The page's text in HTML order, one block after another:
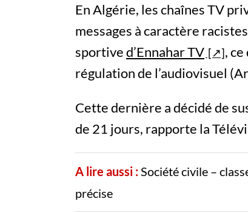
En Algérie, les chaînes TV
messages à caractère
sportived’Ennahar TV
,
régulation de l’audiovisuel
Cette dernière a décidé de
de 21 jours, rapporte la
A lire aussi : Société civile –
précise